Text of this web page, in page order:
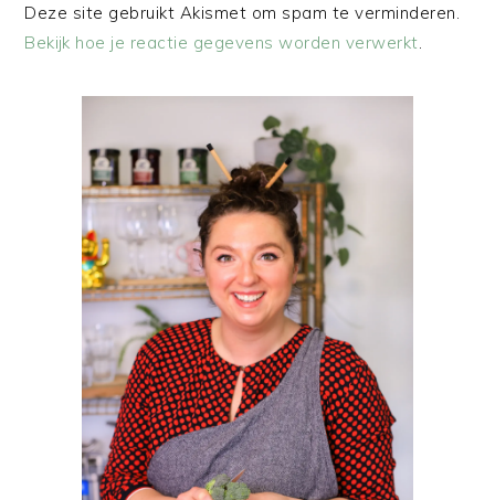
Deze site gebruikt Akismet om spam te verminderen.
Bekijk hoe je reactie gegevens worden verwerkt.